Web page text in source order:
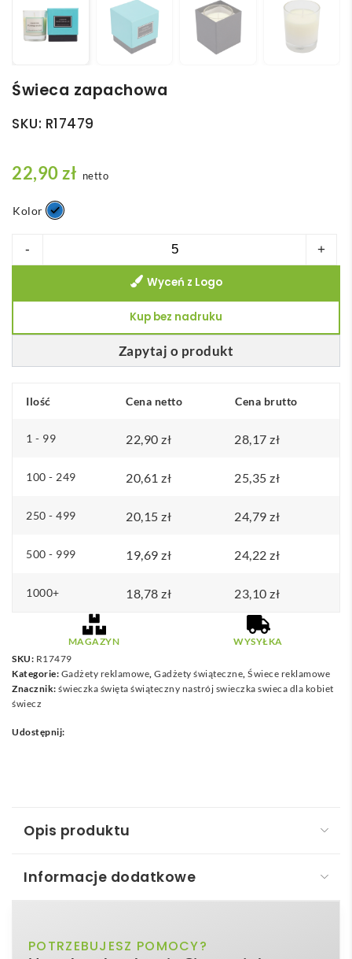
Świeca zapachowa
SKU: R17479
22,90zł netto
Kolor
-
Świeca
+
Zapytaj o produkt
Wyceń z Logo
Kup bez nadruku
Ilość Cena netto Cena brutto
1 - 99 22,90 zł 28,17 zł
100 - 249 20,61 zł 25,35 zł
250 - 499 20,15 zł 24,79 zł
500 - 999 19,69 zł 24,22 zł
1000+ 18,78 zł 23,10 zł
MAGAZYN
WYSYŁKA
SKU: R17479
Kategorie: Gadżety reklamowe, Gadżety świąteczne, Świece reklamowe
Znacznik: świeczka święta świąteczny nastrój swieczka swieca dla kobiet
świecz
Udostępnij:
Opis produktu
szklanym słoiku 70 × 84 × 70 mm to coś więcej niż
Informacje dodatkowe
Kolor niebieski
POTRZEBUJESZ POMOCY?